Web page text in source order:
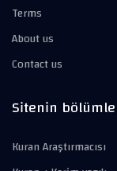
Terms
About us
Contact us
Sitenin
Kuran Araştırmacısı